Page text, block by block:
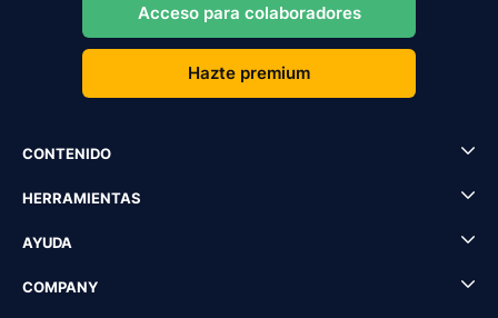
Acceso para colaboradores
Hazte premium
CONTENIDO
HERRAMIENTAS
AYUDA
COMPANY